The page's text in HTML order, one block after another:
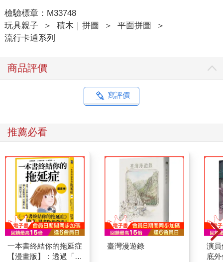
檢驗標章：M33748
玩具親子
＞ 積木｜拼圖 ＞ 平面拼圖
＞
流行卡通系列
商品評價
寫評價
推薦必看
一本書終結你的拖延症
【漫畫版】：透過「小
臺灣漫遊錄
演
底